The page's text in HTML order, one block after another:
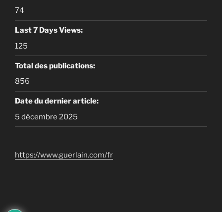
74
Last 7 Days Views:
125
Total des publications:
856
Date du dernier article:
5 décembre 2025
https://www.guerlain.com/fr